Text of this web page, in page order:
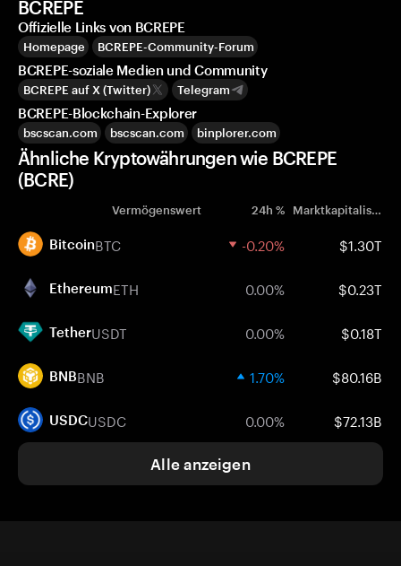
BCREPE
Offizielle Links von BCREPE
Homepage BCREPE-Community-Forum
BCREPE-soziale Medien und Community
BCREPE auf X (Twitter) Telegram
BCREPE-Blockchain-Explorer
bscscan.com bscscan.com binplorer.com
Ähnliche Kryptowährungen wie BCREPE
(BCRE)
Vermögenswert 24h % Marktkapitalisierung
BitcoinBTC -0.20% $1.30T
EthereumETH 0.00% $0.23T
TetherUSDT 0.00% $0.18T
BNBBNB 1.70% $80.16B
USDCUSDC 0.00% $72.13B
Alle anzeigen